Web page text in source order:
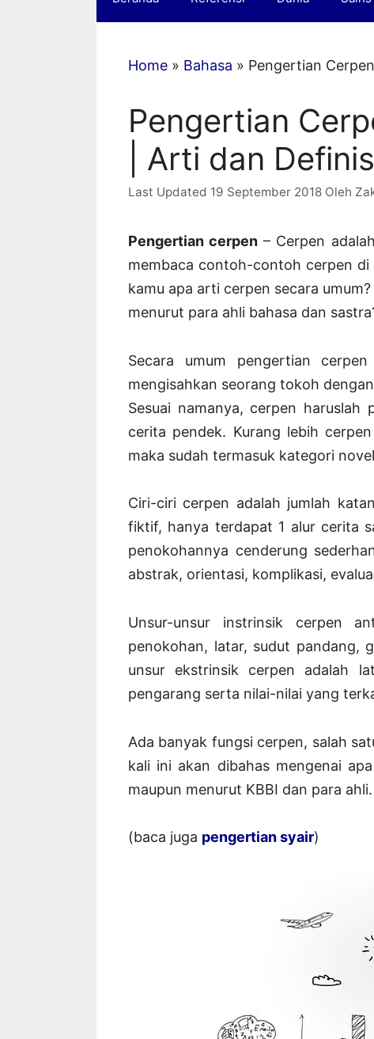
Home » Bahasa » Pengertian
Pengertian
| Arti dan
19 September 2018 Oleh
Pengertian cerpen – Cerpen
membaca contoh-contoh cerpen
kamu apa arti cerpen secara
menurut para ahli bahasa dan
Secara umum pengertian
mengisahkan seorang tokoh
Sesuai namanya, cerpen
cerita pendek. Kurang lebih
maka sudah termasuk kategori
Ciri-ciri cerpen adalah jumlah
fiktif, hanya terdapat 1 alur cerita
penokohannya cenderung
abstrak, orientasi, komplikasi,
Unsur-unsur instrinsik cerpen
penokohan, latar, sudut pandang,
unsur ekstrinsik cerpen adalah
pengarang serta nilai-nilai yang
Ada banyak fungsi cerpen, salah
kali ini akan dibahas mengenai
maupun menurut KBBI dan para ahli.
(baca juga pengertian syair)